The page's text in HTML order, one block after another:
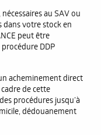
au SAV ou
dans votre stock en
peut être
DDP
acheminement direct
cadre de cette
procédures jusqu’à
dédouanement